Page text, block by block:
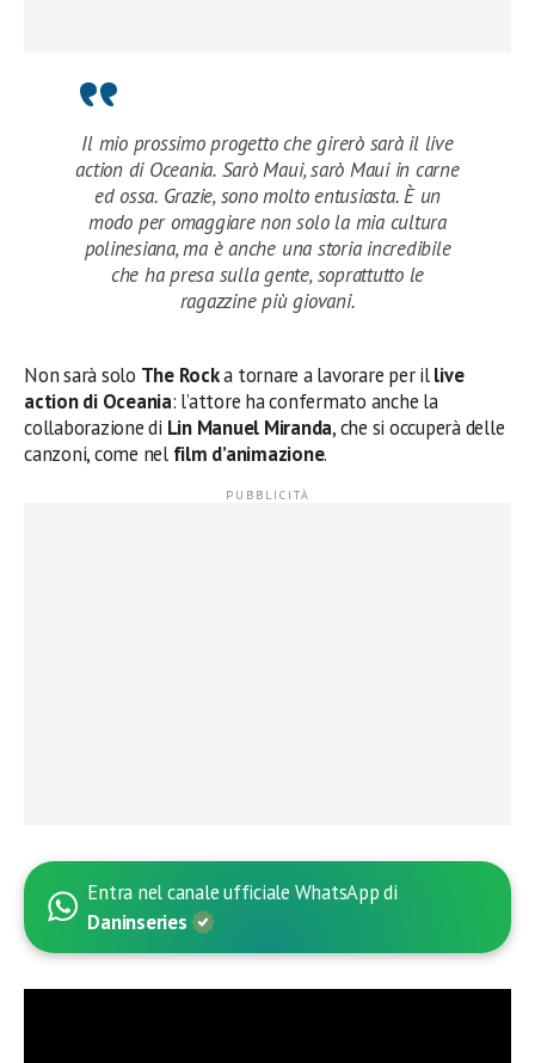
Il mio prossimo progetto che girerò sarà il live
action di Oceania. Sarò Maui, sarò Maui in carne
ed ossa. Grazie, sono molto entusiasta. È un
modo per omaggiare non solo la mia cultura
polinesiana, ma è anche una storia incredibile
che ha presa sulla gente, soprattutto le
ragazzine più giovani.
Non sarà solo The Rocka tornare a lavorare per illive
action di Oceania: l’attore ha confermato anche la
collaborazione di Lin Manuel Miranda, che si occuperà delle
canzoni, come nel film d’animazione.
Entra nel canale ufficiale WhatsApp di
Daninseries